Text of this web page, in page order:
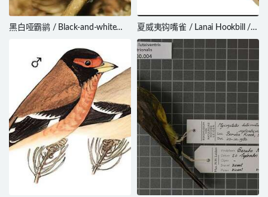
黑白哑霸鹟 / Black-and-white
夏威夷钩嘴雀 / Lanai Hookbill /
Dysmorodrepanis munroi